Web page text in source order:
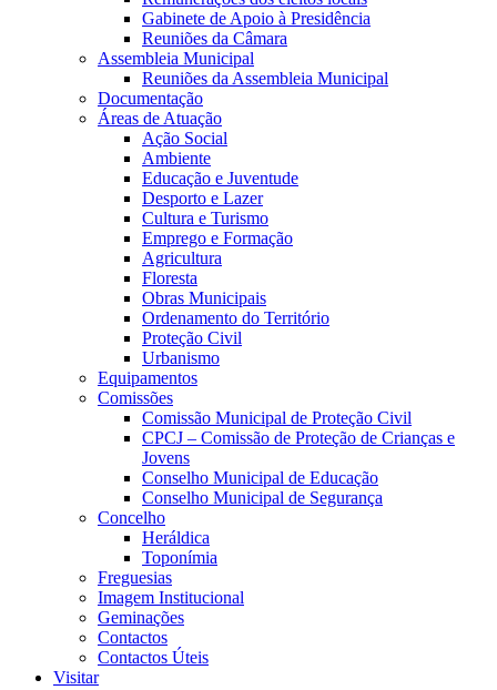
Gabinete de Apoio à Presidência
Reuniões da Câmara
Assembleia Municipal
Reuniões da Assembleia Municipal
Documentação
Áreas de Atuação
Ação Social
Ambiente
Educação e Juventude
Desporto e Lazer
Cultura e Turismo
Emprego e Formação
Agricultura
Floresta
Obras Municipais
Ordenamento do Território
Proteção Civil
Urbanismo
Equipamentos
Comissões
Comissão Municipal de Proteção Civil
CPCJ – Comissão de Proteção de Crianças e
Jovens
Conselho Municipal de Educação
Conselho Municipal de Segurança
Concelho
Heráldica
Toponímia
Freguesias
Imagem Institucional
Geminações
Contactos
Contactos Úteis
Visitar